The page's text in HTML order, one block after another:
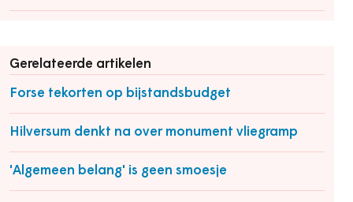
Gerelateerde artikelen
Forse tekorten op bijstandsbudget
Hilversum denkt na over monument vliegramp
'Algemeen belang' is geen smoesje